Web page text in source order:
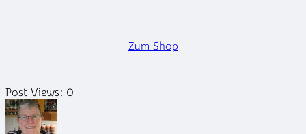
Zum Shop
Post Views: 0